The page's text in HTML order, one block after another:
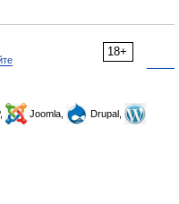
18+
Joomla,
Drupal,